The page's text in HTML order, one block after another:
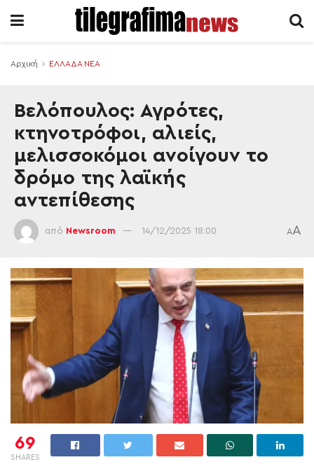
Αρχική ΕΛΛΑΔΑ ΝΕΑ
Βελόπουλος: Αγρότες,
κτηνοτρόφοι, αλιείς,
μελισσοκόμοι ανοίγουν το
δρόμο της λαϊκής
αντεπίθεσης
από Newsroom 14/12/2025 18:00 AA
69
SHARES